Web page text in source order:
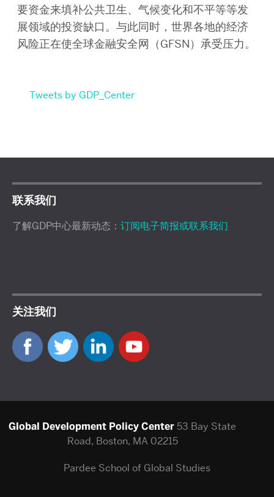
要资金来填补公共卫生、气候变化和不平等等发
展领域的投资缺口。与此同时，世界各地的经济
风险正在使全球金融安全网（GFSN）承受压力。
Tweets by GDP_Center
联系我们
了解GDP中心最新动态： 订阅电子简报或联系我们
关注我们
Global Development Policy Center 53 Bay State
Road, Boston, MA 02215
Pardee School of Global Studies